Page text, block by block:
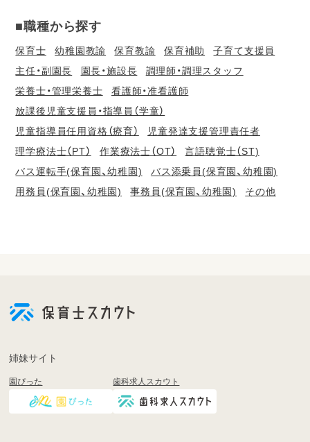
■職種から探す
保育士 幼稚園教諭 保育教諭 保育補助
子育て支援員
主任・副園長
園長・施設長
調理師・調理スタッフ
栄養士・管理栄養士
看護師・准看護師
放課後児童支援員・指導員（学童）
児童指導員任用資格（療育）
児童発達支援管理責任者
理学療法士（PT）
作業療法士（OT）
言語聴覚士（ST)
バス運転手(保育園、幼稚園)
バス添乗員(保育園、幼稚園)
用務員(保育園、幼稚園)
事務員(保育園、幼稚園) その他
登
く
姉妹サイト
園ぴった 歯科求人スカウト